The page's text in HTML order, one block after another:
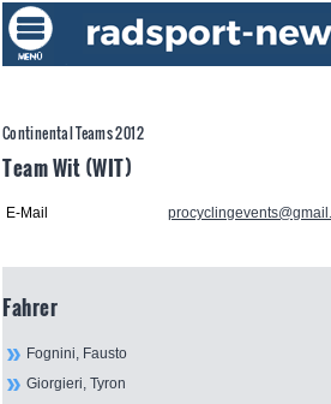
Continental Teams 2012
Team Wit (WIT)
E-Mail
Fahrer
Fognini, Fausto
Giorgieri, Tyron